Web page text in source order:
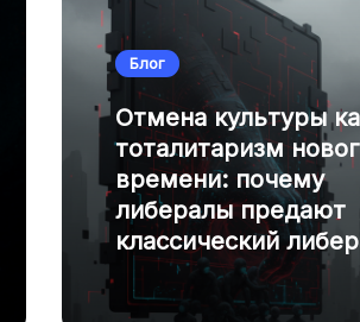
Блог
Отмена культуры
тоталитаризм
времени: почему
либералы предают
классический